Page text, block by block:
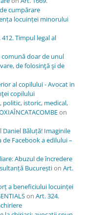
cumpărare
locuinței minorului
412. Timpul legal al
doar de unul
de folosinţă şi de
al copilului - Avocat in
copilului
istoric, medical,
on
Băluță! Imaginile
Facebook a edilului –
Abuzul de încredere
Bucureștion Art.
a beneficiului locuinței
on Art. 324.